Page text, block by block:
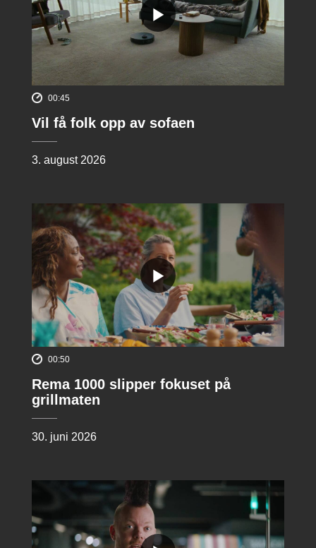
00:45
Vil få folk opp av sofaen
3. august 2026
00:50
Rema 1000 slipper fokuset på
grillmaten
30. juni 2026